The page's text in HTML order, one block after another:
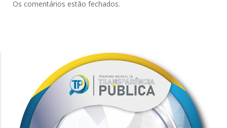
Os comentários estão fechados.